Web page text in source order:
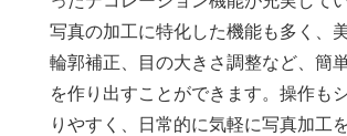
写真の加工に特化した機能も多く、
輪郭補正、目の大きさ調整など、簡
を作り出すことができます。操作も
りやすく、日常的に気軽に写真加工